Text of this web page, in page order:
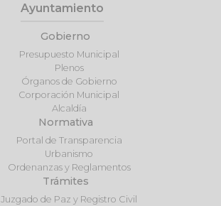
Ayuntamiento
Gobierno
Presupuesto Municipal
Plenos
Órganos de Gobierno
Corporación Municipal
Alcaldía
Normativa
Portal de Transparencia
Urbanismo
Ordenanzas y Reglamentos
Trámites
Juzgado de Paz y Registro Civil